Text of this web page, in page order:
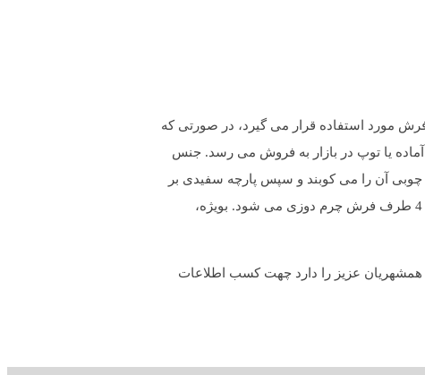
دوزند. چرمهایی که برای کناره دوزی فرش مورد استفاده قرار می گیرد، در صورتی که
کافی باشد. عرض چرم بین 3 تا 5 سانتیمتر است، که به صورت آماده یا توپ در بازار به فروش می رسد. جنس
آن را می کوبند و سپس پارچه سفیدی بر
روی آن پهن کرده و با مقداری آب آن را خیس کرده و اتوکشی می کنند. پس از آن، به صورتی که بیان شد، چرم دوزی می کنند. در بعضی موارد 4 طرف فرش چرم دوزی می شود. بویژه،
همشهریان عزیز را دارد چهت کسب اطلاعات